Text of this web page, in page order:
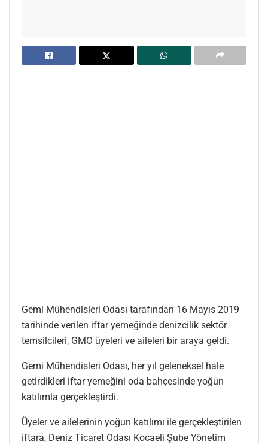
Gemi Mühendisleri Odası tarafından 16 Mayıs 2019
tarihinde verilen iftar yemeğinde denizcilik sektör
temsilcileri, GMO üyeleri ve aileleri bir araya geldi.
Gemi Mühendisleri Odası, her yıl geleneksel hale
getirdikleri iftar yemeğini oda bahçesinde yoğun
katılımla gerçekleştirdi.
Üyeler ve ailelerinin yoğun katılımı ile gerçekleştirilen
iftara, Deniz Ticaret Odası Kocaeli Şube Yönetim